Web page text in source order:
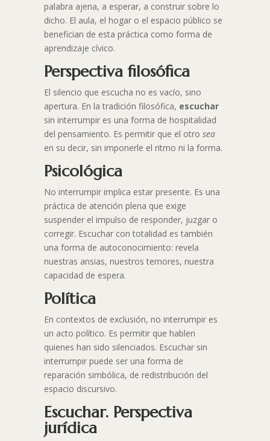
palabra ajena, a esperar, a construir sobre lo
dicho. El aula, el hogar o el espacio público se
benefician de esta práctica como forma de
aprendizaje cívico.
Perspectiva filosófica
El silencio que escucha no es vacío, sino
apertura. En la tradición filosófica, escuchar
sin interrumpir es una forma de hospitalidad
del pensamiento. Es permitir que el otro sea
en su decir, sin imponerle el ritmo ni la forma.
Psicológica
No interrumpir implica estar presente. Es una
práctica de atención plena que exige
suspender el impulso de responder, juzgar o
corregir. Escuchar con totalidad es también
una forma de autoconocimiento: revela
nuestras ansias, nuestros temores, nuestra
capacidad de espera.
Política
En contextos de exclusión, no interrumpir es
un acto político. Es permitir que hablen
quienes han sido silenciados. Escuchar sin
interrumpir puede ser una forma de
reparación simbólica, de redistribución del
espacio discursivo.
Escuchar. Perspectiva
jurídica